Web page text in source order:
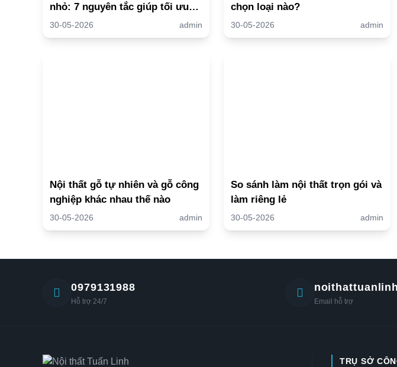
nhỏ: 7 nguyên tắc giúp tối ưu
không gian hiệu quả
30-05-2026 admin
chọn loại nào?
30-05-2026 admin
Nội thất gỗ tự nhiên và gỗ công
nghiệp khác nhau thế nào
30-05-2026 admin
So sánh làm nội thất trọn gói và
làm riêng lẻ
30-05-2026 admin
0979131988
Hỗ trợ 24/7 Email hỗ trợ
TRỤ SỞ